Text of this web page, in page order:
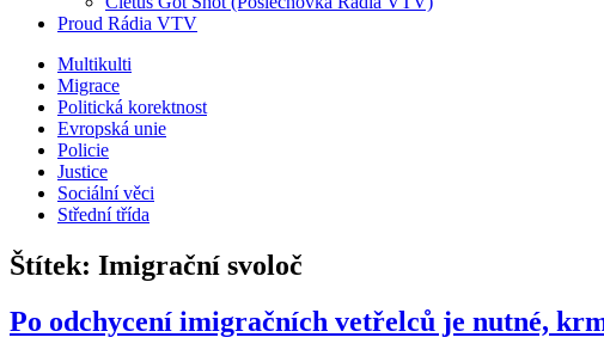
Proud Rádia VTV
Sub
menu
Multikulti
Migrace
Politická korektnost
Evropská unie
Policie
Justice
Sociální věci
Střední třída
Štítek: Imigrační svoloč
Po odchycení imigračních vetřelců je nutné,